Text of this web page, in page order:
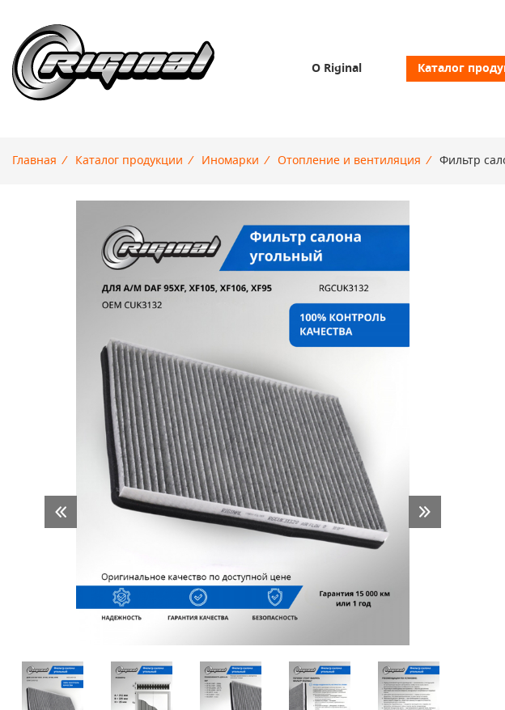
О Riginal Каталог
Главная / Каталог продукции / Иномарки / Отопление и вентиляция / Фильтр